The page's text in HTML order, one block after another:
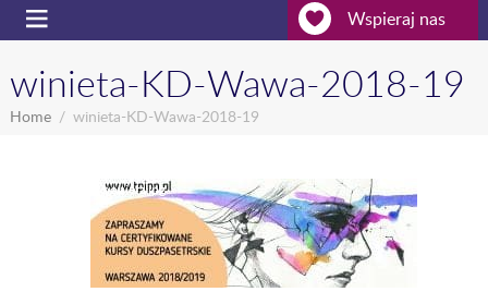
Wspieraj nas
winieta-KD-Wawa-2018-19
Home winieta-KD-Wawa-2018-19